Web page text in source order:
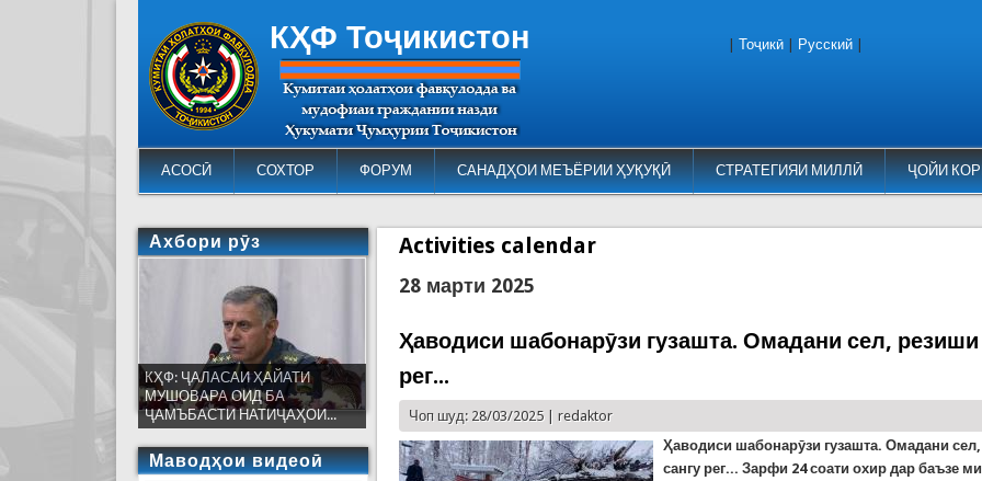
КҲФ Тоҷикистон
АСОСӢ СОХТОР ФОРУМ САНАДҲОИ МЕЪЁРИИ ҲУҚУҚӢ СТРАТЕГИЯИ МИЛЛӢ ҶОЙИ
Тоҷикӣ Русский
Activities calendar
28 марти 2025
Ҳаводиси шабонарӯзи гузашта. Омадани сел, резиши
рег...
Чоп шуд: 28/03/2025 |redaktor
Ҳаводиси шабонарӯзи гузашта. Омадани
сангу рег... Зарфи 24 соати охир дар баъзе
Ахбори рӯз
КҲФ: ҶАЛАСАИ ҲАЙАТИ
МУШОВАРА ОИД БА
ҶАМЪБАСТИ НАТИҶАҲОИ...
Маводҳои видеоӣ